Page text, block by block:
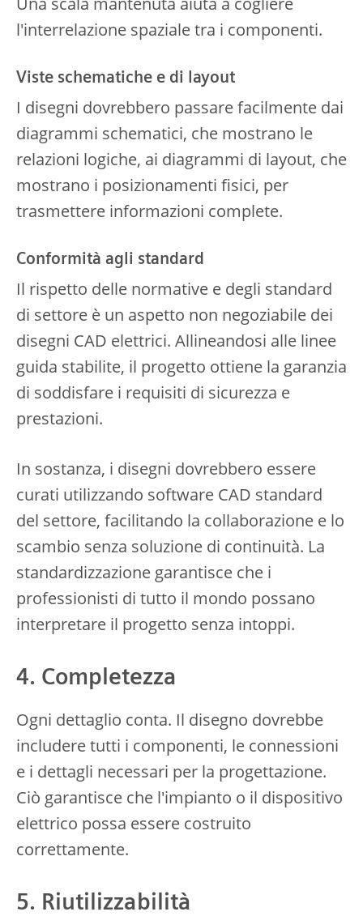
l'interrelazione spaziale tra i componenti.
Viste schematiche e di layout
I disegni dovrebbero passare facilmente dai
diagrammi schematici, che mostrano le
relazioni logiche, ai diagrammi di layout, che
mostrano i posizionamenti fisici, per
trasmettere informazioni complete.
Conformità agli standard
Il rispetto delle normative e degli standard
di settore è un aspetto non negoziabile dei
disegni CAD elettrici. Allineandosi alle linee
guida stabilite, il progetto ottiene la garanzia
di soddisfare i requisiti di sicurezza e
prestazioni.
In sostanza, i disegni dovrebbero essere
curati utilizzando software CAD standard
del settore, facilitando la collaborazione e lo
scambio senza soluzione di continuità. La
standardizzazione garantisce che i
professionisti di tutto il mondo possano
interpretare il progetto senza intoppi.
4. Completezza
Ogni dettaglio conta. Il disegno dovrebbe
includere tutti i componenti, le connessioni
e i dettagli necessari per la progettazione.
Ciò garantisce che l'impianto o il dispositivo
elettrico possa essere costruito
correttamente.
5. Riutilizzabilità